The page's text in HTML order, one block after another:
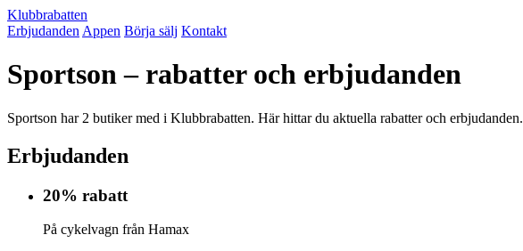
Klubbrabatten
Erbjudanden Appen Börja sälj Kontakt
Sportson – rabatter och erbjudanden
Sportson har 2 butiker med i Klubbrabatten. Här hittar du aktuella rabatter och erbjudanden.
Erbjudanden
20% rabatt
På cykelvagn från Hamax